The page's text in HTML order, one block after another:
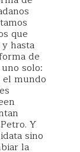
que
hasta
de
solo:
el mundo
Y
sino
la